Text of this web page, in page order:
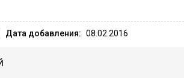
Дата добавления: 08.02.2016